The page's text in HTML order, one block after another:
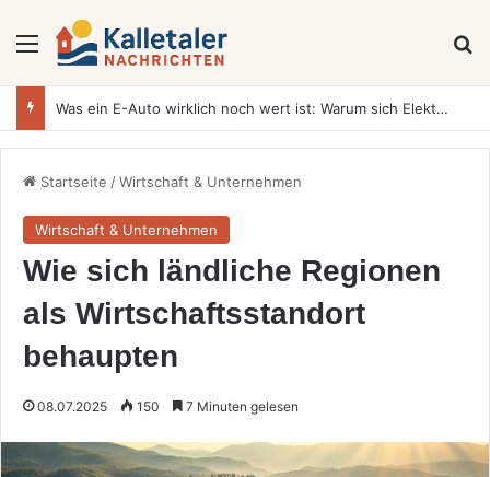
Menü
Was ein E-Auto wirklich noch wert ist: Warum sich Elektrofahrzeuge bei der Wertermittlung anders verhalten als Verbrenner
Startseite /Wirtschaft & Unternehmen
Wirtschaft & Unternehmen
Wie sich ländliche Regionen
als Wirtschaftsstandort
behaupten
08.07.2025 150 7 Minuten gelesen